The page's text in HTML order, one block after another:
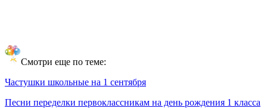
Смотри еще по теме:
Частушки школьные на 1 сентября
Песни переделки первоклассникам на день рождения 1 класса